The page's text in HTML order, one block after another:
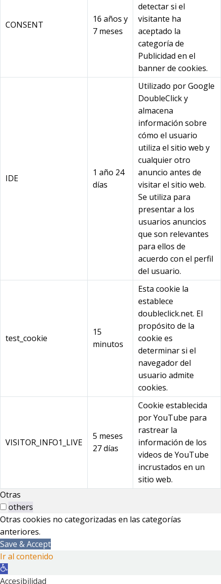
CONSENT
16 años y
7 meses
detectar si el
visitante ha
aceptado la
categoría de
Publicidad en el
banner de cookies.
IDE
1 año 24
días
Utilizado por Google
DoubleClick y
almacena
información sobre
cómo el usuario
utiliza el sitio web y
cualquier otro
anuncio antes de
visitar el sitio web.
Se utiliza para
presentar a los
usuarios anuncios
que son relevantes
para ellos de
acuerdo con el perfil
del usuario.
test_cookie
15
minutos
Esta cookie la
establece
doubleclick.net. El
propósito de la
cookie es
determinar si el
navegador del
usuario admite
cookies.
VISITOR_INFO1_LIVE
5 meses
27 días
Cookie establecida
por YouTube para
rastrear la
información de los
videos de YouTube
incrustados en un
sitio web.
Otras
others
Otras cookies no categorizadas en las categorías
anteriores.
Save & Accept
Ir al contenido
Abrir
barra
Accesibilidad